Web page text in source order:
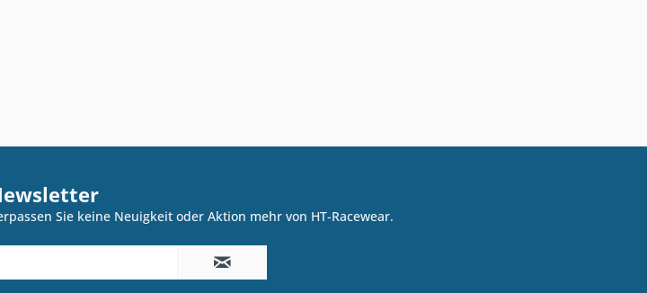
Sie keine Neuigkeit oder Aktion mehr von HT-Racewear.